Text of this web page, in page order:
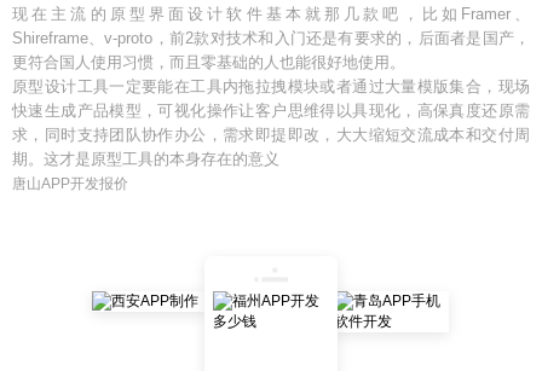
现在主流的原型界面设计软件基本就那几款吧，比如Framer、
Shireframe、v-proto，前2款对技术和入门还是有要求的，后面者是国产，
更符合国人使用习惯，而且零基础的人也能很好地使用。
原型设计工具一定要能在工具内拖拉拽模块或者通过大量模版集合，现场
快速生成产品模型，可视化操作让客户思维得以具现化，高保真度还原需
求，同时支持团队协作办公，需求即提即改，大大缩短交流成本和交付周
期。这才是原型工具的本身存在的意义
唐山APP开发报价